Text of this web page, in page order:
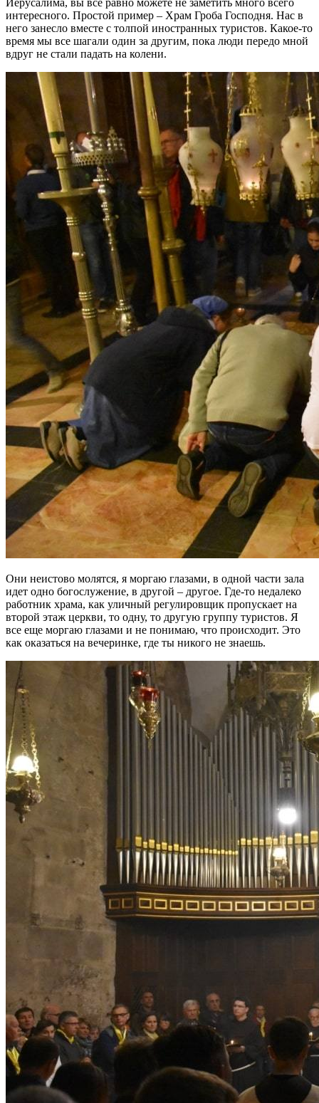
интересного. Простой пример – Храм Гроба Господня. Нас в
него занесло вместе с толпой иностранных туристов. Какое-то
время мы все шагали один за другим, пока люди передо мной
вдруг не стали падать на колени.
Они неистово молятся, я моргаю глазами, в одной части зала
идет одно богослужение, в другой – другое. Где-то недалеко
работник храма, как уличный регулировщик пропускает на
второй этаж церкви, то одну, то другую группу туристов. Я
все еще моргаю глазами и не понимаю, что происходит. Это
как оказаться на вечеринке, где ты никого не знаешь.